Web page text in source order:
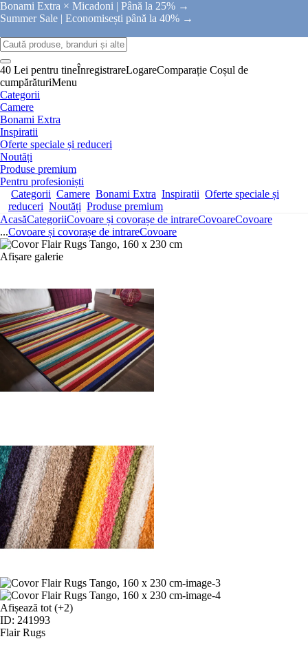
Bonami Extra × Micadoni | Până la 25% →
Summer Sale | Economisești până la 40% →
40 Lei pentru tineÎnregistrareLogareComparație Coșul de
cumpărăturiMenu
Categorii
Camere
Bonami Extra
Inspiratii
Oferte speciale și reduceri
Noutăți
Produse premium
Pentru profesioniști
Categorii Camere Bonami Extra Inspiratii Oferte speciale și
reduceri Noutăți Produse premium
AcasăCategoriiCovoare și covorașe de intrareCovoareCovoare
...Covoare și covorașe de intrareCovoare
Afișare galerie
Afișează tot (+2)
ID: 241993
Flair Rugs